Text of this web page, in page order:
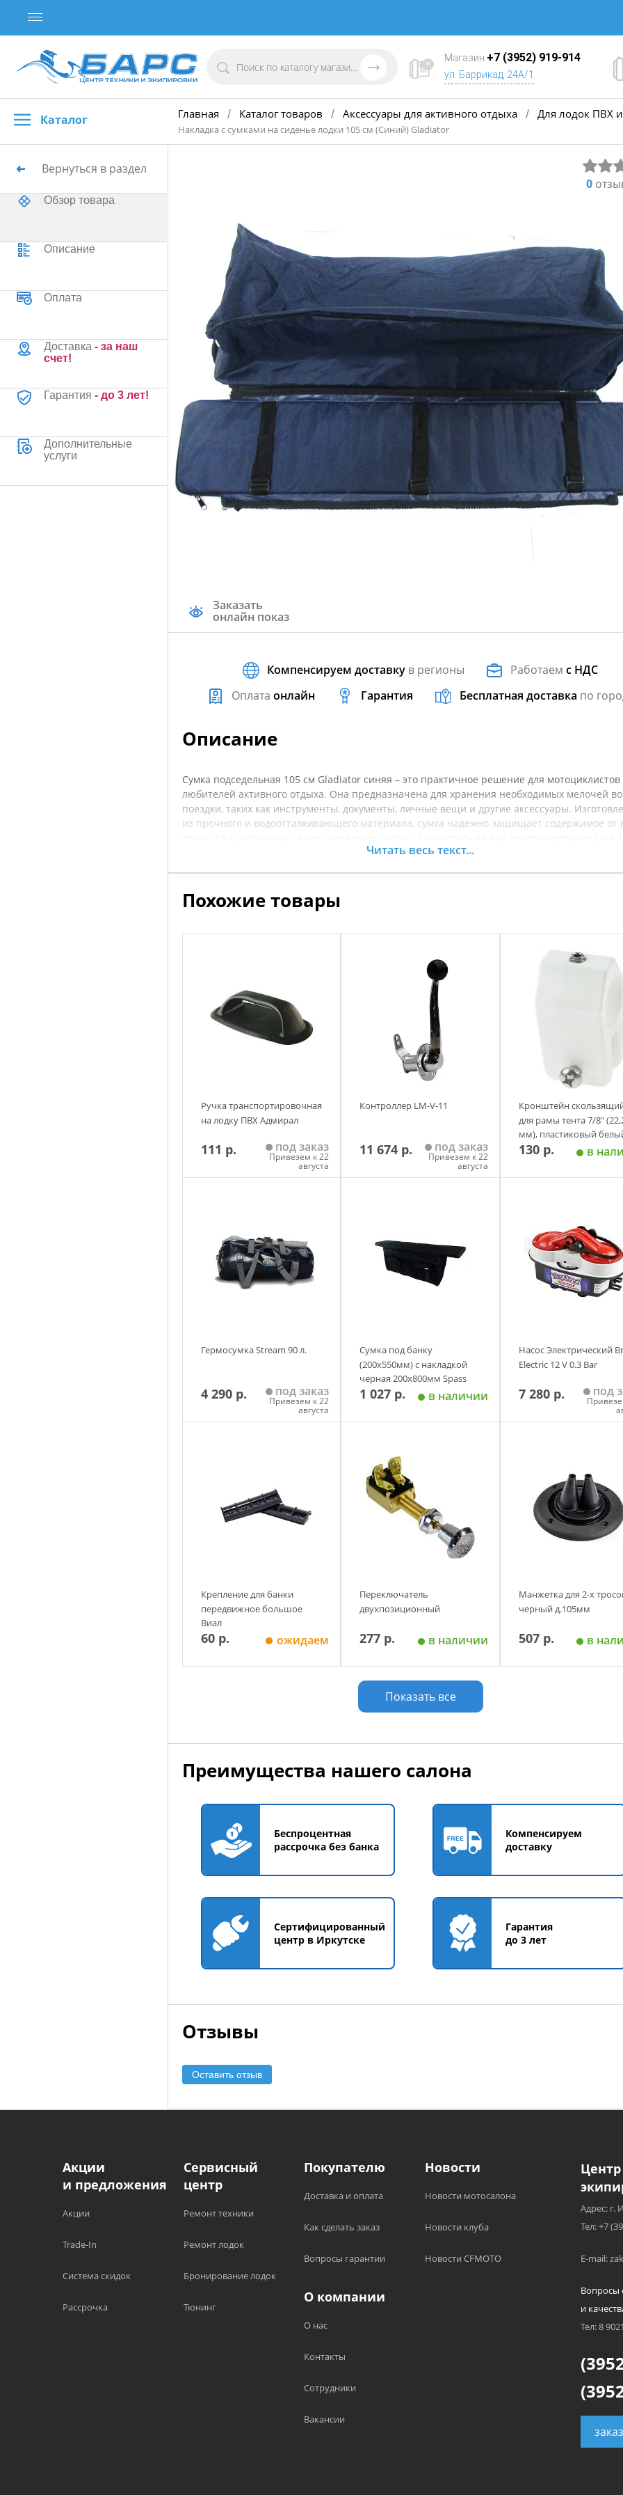
Магазин +7 (3952) 919-914
ул. Баррикад, 24А/1
Каталог Главная / Каталог товаров / Аксессуары для активного отдыха / Для лодок ПВХ и
Накладка с сумками на сиденье лодки 105 см (Синий) Gladiator
Вернуться в раздел
Обзор товара
Описание
Оплата
Доставка - за наш
счет!
Гарантия - до 3 лет!
Дополнительные
услуги
0
Заказать
онлайн показ
Компенсируем доставку в регионы Работаемс НДС
Оплата онлайн Гарантия Бесплатная доставка по
Описание
Сумка подседельная 105 см Gladiator синяя – это практичное решение для мотоциклистов
любителей активного отдыха. Она предназначена для хранения необходимых мелочей
поездки, таких как инструменты, документы, личные вещи и другие аксессуары.
из прочного и водоотталкивающего материала, сумка надежно защищает содержимое от
дополнительного пространства. Гладкая синяя поверхность и стильный дизайн делают
Эта сумка – отличный выбор для тех, кто ценит комфорт и порядок во время путешествий.
покупкой рекомендуется уточнять характеристики товара.
Читать весь текст...
Похожие товары
Ручка транспортировочная
на лодку ПВХ Адмирал
111 р. под заказ
Привезем к 22
августа
Контроллер LM-V-11
11 674 р. под заказ
Привезем к 22
августа
Кронштейн
для рамы тента 7/8"
мм), пластиковый
130 р. в
Гермосумка Stream 90 л.
4 290 р. под заказ
Привезем к 22
августа
Размер
Чёрный
Сумка под банку
(200х550мм) с накладкой
черная 200х800мм Spass
1 027 р. в наличии
Насос Электрический
Electric 12 V 0.3 Bar
7 280 р. под
Крепление для банки
передвижное большое
Виал
60 р. ожидаем
Переключатель
двухпозиционный
277 р. в наличии
Добавить в корзину
Манжетка для 2-х
черный д.105мм
507 р. в
Показать все
Преимущества нашего салона
Беспроцентная
рассрочка без банка
Компенсируем
доставку
Сертифицированный
центр в Иркутске
Гарантия
до 3 лет
Отзывы
Оставить отзыв
Акции
и предложения
Акции
Trade-In
Система скидок
Рассрочка
Сервисный
центр
Ремонт техники
Ремонт лодок
Бронирование лодок
Тюнинг
Покупателю
Доставка и оплата
Как сделать заказ
Вопросы гарантии
Новости
Новости мотосалона
Новости клуба
Новости CFMOTO
О компании
О нас
Контакты
Сотрудники
Вакансии
Адрес: г.
Тел: +7
E-mail:
Вопросы
и
Тел: 8